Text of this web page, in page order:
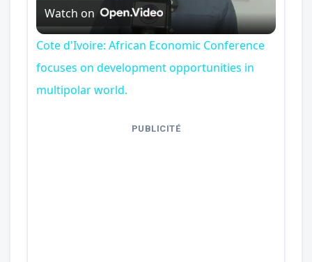
Video
Watch on
Cote d'Ivoire: African Economic Conference
focuses on development opportunities in
multipolar world.
PUBLICITÉ